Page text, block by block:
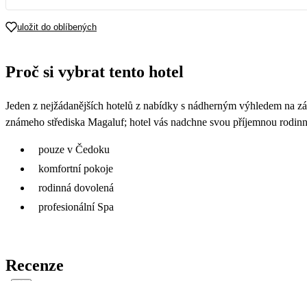
uložit do oblíbených
Proč si vybrat tento hotel
Jeden z nejžádanějších hotelů z nabídky s nádherným výhledem
známeho střediska Magaluf; hotel vás nadchne svou příjemnou
pouze v Čedoku
komfortní pokoje
rodinná dovolená
profesionální Spa
Recenze